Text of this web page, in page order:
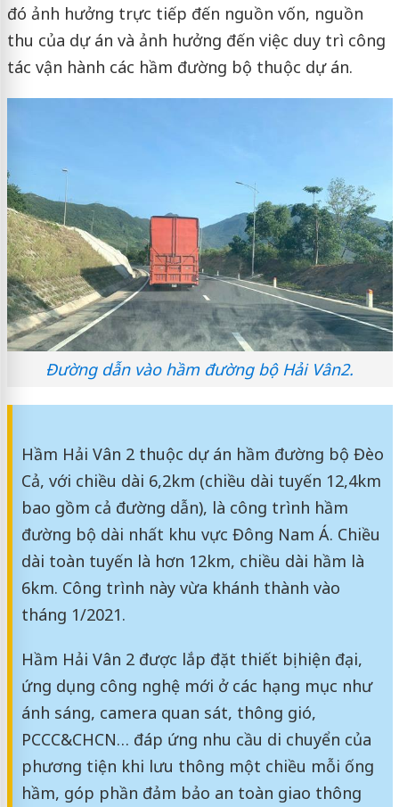
đó ảnh hưởng trực tiếp đến nguồn vốn, nguồn
thu của dự án và ảnh hưởng đến việc duy trì công
tác vận hành các hầm đường bộ thuộc dự án.
Đường dẫn vào hầm đường bộ Hải Vân2.
Hầm Hải Vân 2 thuộc dự án hầm đường bộ Đèo
Cả, với chiều dài 6,2km (chiều dài tuyến 12,4km
bao gồm cả đường dẫn), là công trình hầm
đường bộ dài nhất khu vực Đông Nam Á. Chiều
dài toàn tuyến là hơn 12km, chiều dài hầm là
6km. Công trình này vừa khánh thành vào
tháng 1/2021.
Hầm Hải Vân 2 được lắp đặt thiết bị hiện đại,
ứng dụng công nghệ mới ở các hạng mục như
ánh sáng, camera quan sát, thông gió,
PCCC&CHCN… đáp ứng nhu cầu di chuyển của
phương tiện khi lưu thông một chiều mỗi ống
hầm, góp phần đảm bảo an toàn giao thông